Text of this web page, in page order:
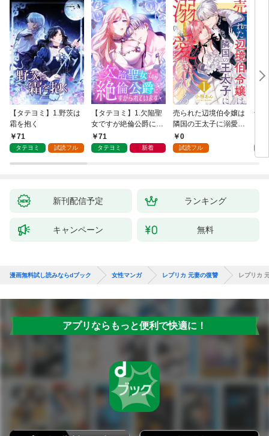
【タテヨミ】1.野茨は
霜を抱く
71
タテヨミ 試読フル
【タテヨミ】1.欠陥聖
女ですが絶倫公爵にす
がられています
71
タテヨミ 新着
売られた辺境伯令嬢は
隣国の王太子に溺愛さ
れる 1
0
試読フル
千
家
新刊配信予定 ランキング
キャンペーン 無料
漫画無料試し読みならdブック 女性マンガ レプリカ 元妻の復讐 レプリカ
アプリならもっと便利で快適に！